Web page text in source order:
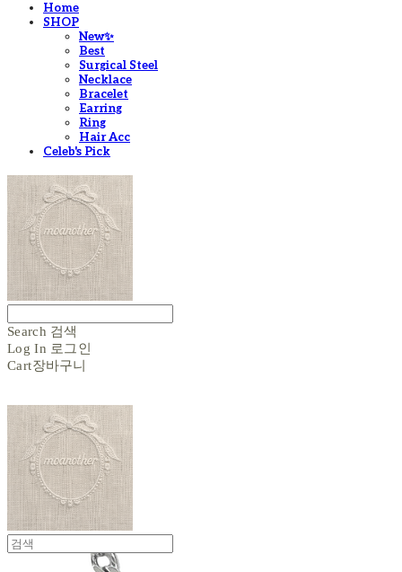
Home
SHOP
New✨
Best
Surgical Steel
Necklace
Bracelet
Earring
Ring
Hair Acc
Celeb's Pick
Search 검색
Log In 로그인
Cart장바구니